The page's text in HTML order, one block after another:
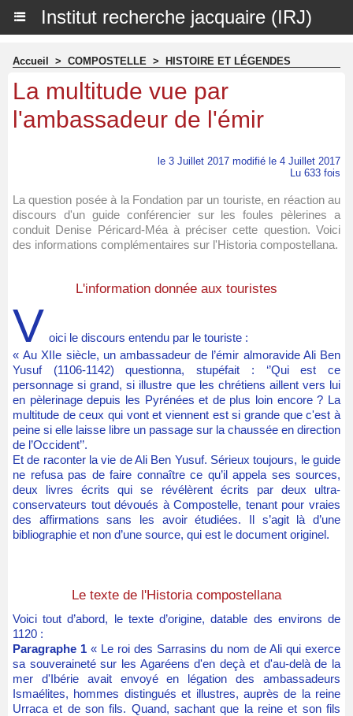
Institut recherche jacquaire (IRJ)
Accueil > COMPOSTELLE > HISTOIRE ET LÉGENDES
La multitude vue par
l'ambassadeur de l'émir
le 3 Juillet 2017 modifié le 4 Juillet 2017
Lu 633 fois
La question posée à la Fondation par un touriste, en réaction au
discours d'un guide conférencier sur les foules pèlerines a
conduit Denise Péricard-Méa à préciser cette question. Voici
des informations complémentaires sur l'Historia compostellana.
L'information donnée aux touristes
V oici le discours entendu par le touriste :
« Au XIIe siècle, un ambassadeur de l’émir almoravide Ali Ben
Yusuf (1106-1142) questionna, stupéfait : ‘’Qui est ce
personnage si grand, si illustre que les chrétiens aillent vers lui
en pèlerinage depuis les Pyrénées et de plus loin encore ? La
multitude de ceux qui vont et viennent est si grande que c'est à
peine si elle laisse libre un passage sur la chaussée en direction
de l’Occident’’.
Et de raconter la vie de Ali Ben Yusuf. Sérieux toujours, le guide
ne refusa pas de faire connaître ce qu’il appela ses sources,
deux livres écrits qui se révélèrent écrits par deux ultra-
conservateurs tout dévoués à Compostelle, tenant pour vraies
des affirmations sans les avoir étudiées. Il s’agit là d’une
bibliographie et non d’une source, qui est le document originel.
Le texte de l'Historia compostellana
Voici tout d’abord, le texte d’origine, datable des environs de
1120 :
Paragraphe 1 « Le roi des Sarrasins du nom de Ali qui exerce
sa souveraineté sur les Agaréens d'en deçà et d'au-delà de la
mer d'Ibérie avait envoyé en légation des ambassadeurs
Ismaélites, hommes distingués et illustres, auprès de la reine
Urraca et de son fils. Quand, sachant que la reine et son fils